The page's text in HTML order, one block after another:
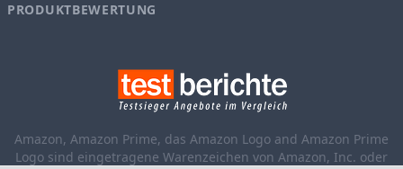
PRODUKTBEWERTUNG
Amazon, Amazon Prime, das Amazon Logo and Amazon Prime
Logo sind eingetragene Warenzeichen von Amazon, Inc. oder